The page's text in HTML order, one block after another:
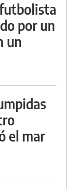
por un
un
el mar